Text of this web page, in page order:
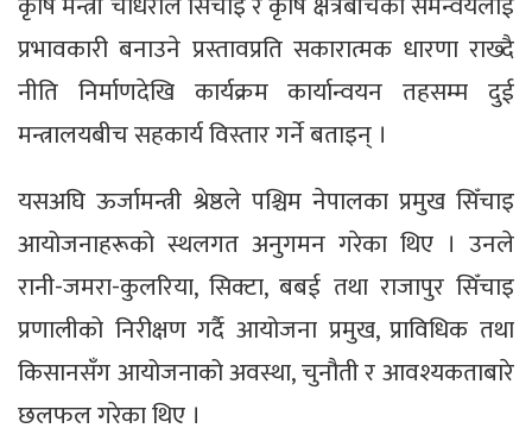
प्रभावकारी बनाउने प्रस्तावप्रति सकारात्मक धारणा राख्दै
नीति निर्माणदेखि कार्यक्रम कार्यान्वयन तहसम्म दुई
मन्त्रालयबीच सहकार्य विस्तार गर्ने बताइन् ।
यसअघि ऊर्जामन्त्री श्रेष्ठले पश्चिम नेपालका प्रमुख सिँचाइ
आयोजनाहरूको स्थलगत अनुगमन गरेका थिए । उनले
रानी-जमरा-कुलरिया, सिक्टा, बबई तथा राजापुर सिँचाइ
प्रणालीको निरीक्षण गर्दै आयोजना प्रमुख, प्राविधिक तथा
किसानसँग आयोजनाको अवस्था, चुनौती र आवश्यकताबारे
छलफल गरेका थिए ।